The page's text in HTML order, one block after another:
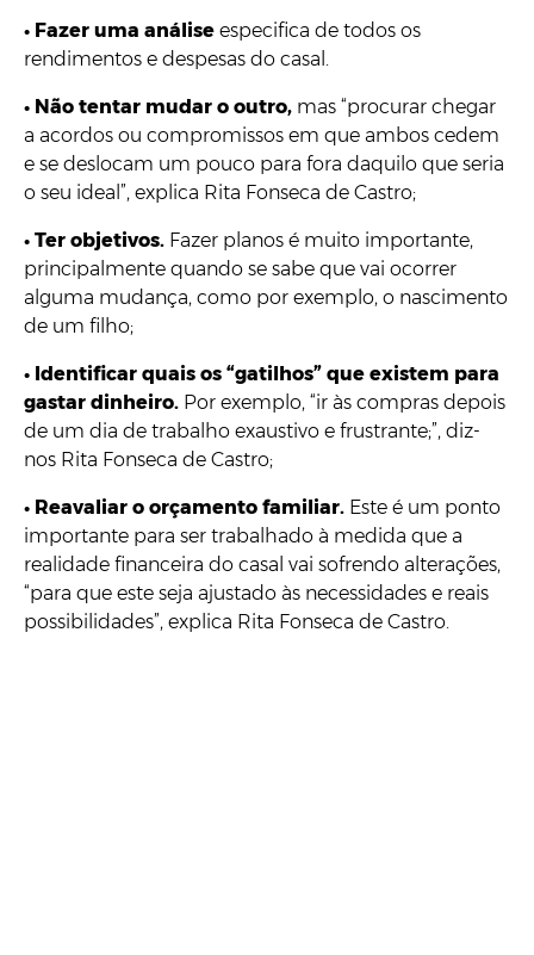
• Fazer uma análise especifica de todos os
rendimentos e despesas do casal.
• Não tentar mudar o outro, mas “procurar chegar
a acordos ou compromissos em que ambos cedem
e se deslocam um pouco para fora daquilo que seria
o seu ideal”, explica Rita Fonseca de Castro;
• Ter objetivos. Fazer planos é muito importante,
principalmente quando se sabe que vai ocorrer
alguma mudança, como por exemplo, o nascimento
de um filho;
• Identificar quais os “gatilhos” que existem para
gastar dinheiro. Por exemplo, “ir às compras depois
de um dia de trabalho exaustivo e frustrante;”, diz-
nos Rita Fonseca de Castro;
• Reavaliar o orçamento familiar. Este é um ponto
importante para ser trabalhado à medida que a
realidade financeira do casal vai sofrendo alterações,
“para que este seja ajustado às necessidades e reais
possibilidades”, explica Rita Fonseca de Castro.